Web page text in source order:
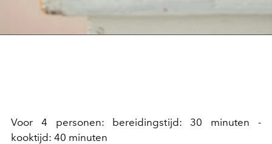
Voor 4 personen: bereidingstijd: 30 minuten -
kooktijd: 40 minuten